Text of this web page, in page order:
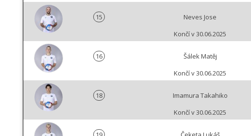
15
Neves Jose
Končí v 30.06.2025
16
Šálek Matěj
Končí v 30.06.2025
18
Imamura Takahiko
Končí v 30.06.2025